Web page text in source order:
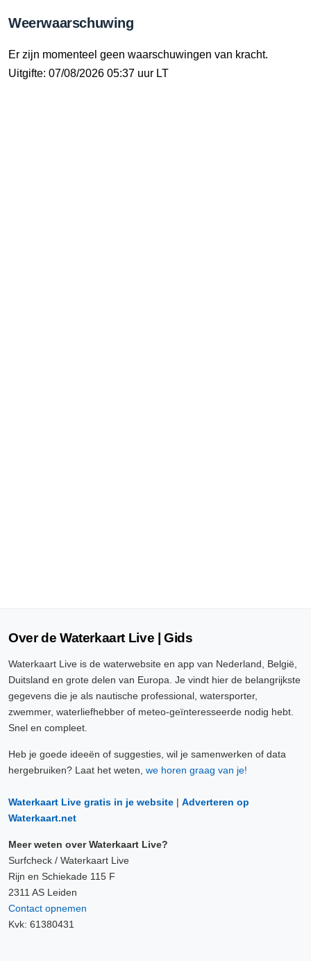
Weerwaarschuwing
Er zijn momenteel geen waarschuwingen van kracht.
Uitgifte: 07/08/2026 05:37 uur LT
Over de Waterkaart Live | Gids
Waterkaart Live is de waterwebsite en app van Nederland, België,
Duitsland en grote delen van Europa. Je vindt hier de belangrijkste
gegevens die je als nautische professional, watersporter,
zwemmer, waterliefhebber of meteo-geïnteresseerde nodig hebt.
Snel en compleet.
Heb je goede ideeën of suggesties, wil je samenwerken of data
hergebruiken? Laat het weten, we horen graag van je!
Waterkaart Live gratis in je website | Adverteren op
Waterkaart.net
Meer weten over Waterkaart Live?
Surfcheck / Waterkaart Live
Rijn en Schiekade 115 F
2311 AS Leiden
Contact opnemen
Kvk: 61380431